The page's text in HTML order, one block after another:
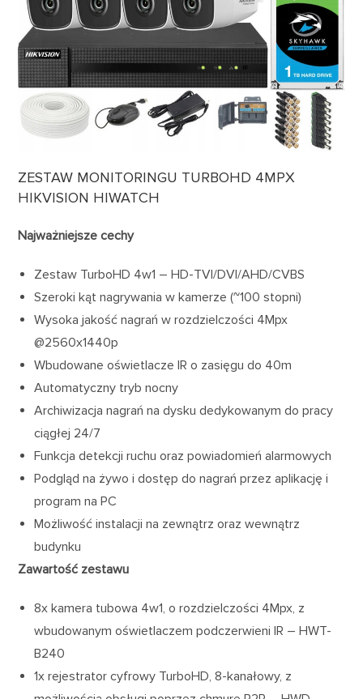
ZESTAW MONITORINGU TURBOHD 4MPX
HIKVISION HIWATCH
Najważniejsze cechy
Zestaw TurboHD 4w1 – HD-TVI/DVI/AHD/CVBS
Szeroki kąt nagrywania w kamerze (~100 stopni)
Wysoka jakość nagrań w rozdzielczości 4Mpx
@2560x1440p
Wbudowane oświetlacze IR o zasięgu do 40m
Automatyczny tryb nocny
Archiwizacja nagrań na dysku dedykowanym do pracy
ciągłej 24/7
Funkcja detekcji ruchu oraz powiadomień alarmowych
Podgląd na żywo i dostęp do nagrań przez aplikację i
program na PC
Możliwość instalacji na zewnątrz oraz wewnątrz
budynku
Zawartość zestawu
8x kamera tubowa 4w1, o rozdzielczości 4Mpx, z
wbudowanym oświetlaczem podczerwieni IR – HWT-
B240
1x rejestrator cyfrowy TurboHD, 8-kanałowy, z